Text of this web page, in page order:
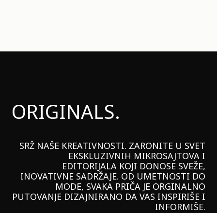
ORIGINALS.
SRŽ NAŠE KREATIVNOSTI. ZARONITE U SVET
EKSKLUZIVNIH MIKROSAJTOVA I
EDITORIJALA KOJI DONOSE SVEŽE,
INOVATIVNE SADRŽAJE. OD UMETNOSTI DO
MODE, SVAKA PRIČA JE ORGINALNO
PUTOVANJE DIZAJNIRANO DA VAS INSPIRIŠE I
INFORMIŠE.